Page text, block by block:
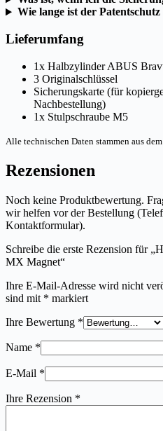
Wie lange ist der
Lieferumfang
1x Halbzylinder ABUS
3 Originalschlüssel
Sicherungskarte (für
Nachbestellung)
1x Stulpschraube M5
Alle technischen Daten stammen aus dem
Rezensionen
Noch keine Produktbewertung.
wir helfen vor der Bestellung
Kontaktformular).
Schreibe die erste Rezension für
MX Magnet“
Ihre E-Mail-Adresse wird nicht
sind mit * markiert
Ihre Bewertung *
Name *
E-Mail *
Ihre Rezension *